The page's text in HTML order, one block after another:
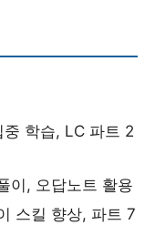
중 학습, LC 파트 2
이, 오답노트 활용
스킬 향상, 파트 7